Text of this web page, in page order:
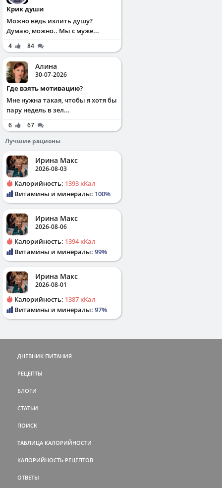
Крик души
Можно ведь излить душу?
Думаю, можно.. Мы с муже...
4 84
Алина
30-07-2026
Где взять мотивацию?
Мне нужна такая, чтобы я хотя бы
пару недель в зел...
6
67
Лучшие рационы
Ирина Макс
2026-08-03
Калорийность: 1393 кКал
Витамины и минералы: 100%
Ирина Макс
2026-08-06
Калорийность: 1394 кКал
Витамины и минералы: 99%
Ирина Макс
2026-08-01
Калорийность: 1387 кКал
Витамины и минералы: 97%
ДНЕВНИК ПИТАНИЯ
РЕЦЕПТЫ
БЛОГИ
СТАТЬИ
ПОИСК
ТАБЛИЦА КАЛОРИЙНОСТИ
КАЛОРИЙНОСТЬ РЕЦЕПТОВ
ОТВЕТЫ